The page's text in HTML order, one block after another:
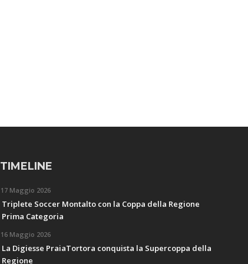
TIMELINE
17 Maggio 2026
Triplete Soccer Montalto con la Coppa della Regione
Prima Categoria
16 Maggio 2026
La Digiesse PraiaTortora conquista la Supercoppa della
Regione